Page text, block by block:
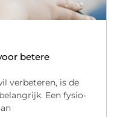
betere
verbeteren, is de
Een fysio-